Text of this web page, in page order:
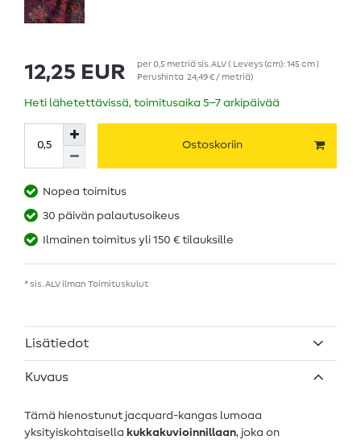
12,25 EUR per0,5 metriäsis. ALV( Leveys (cm): 145 cm |
Perushinta 24,49 € / metriä)
Heti lähetettävissä, toimitusaika 5–7 arkipäivää
Ostoskoriin
Nopea toimitus
30 päivän palautusoikeus
Ilmainen toimitus yli 150 € tilauksille
* sis. ALV ilman Toimituskulut
Lisätiedot
Kuvaus
Tämä hienostunut jacquard-kangas lumoaa
yksityiskohtaisella kukkakuvioinnillaan, joka on